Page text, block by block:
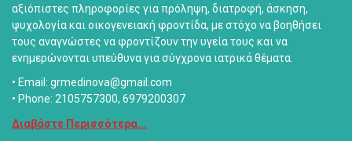
αξιόπιστες πληροφορίες για πρόληψη, διατροφή, άσκηση,
ψυχολογία και οικογενειακή φροντίδα, με στόχο να βοηθήσει
τους αναγνώστες να φροντίζουν την υγεία τους και να
ενημερώνονται υπεύθυνα για σύγχρονα ιατρικά θέματα.
• Email: grmedinova@gmail.com
• Phone: 2105757300, 6979200307
Διαβάστε Περισσότερα...